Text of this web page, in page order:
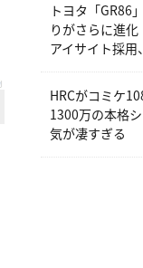
トヨタ「GR86
りがさらに進
アイサイト採用
HRCがコミケ
1300万の本格
気が凄すぎる